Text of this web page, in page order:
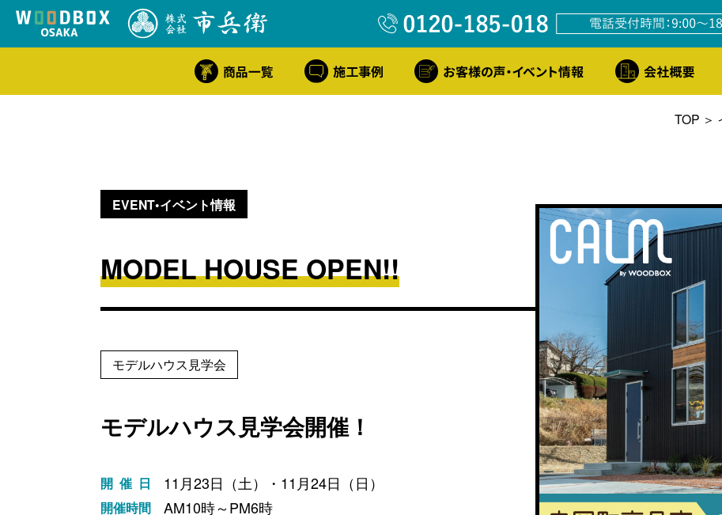
TOP
MODEL HOUSE OPEN!!
EVENT•イベント情報
モデルハウス見学会
モデルハウス見学会開催！
開催日 11月23日（土）・11月24日（日）
開催時間 AM10時～PM6時